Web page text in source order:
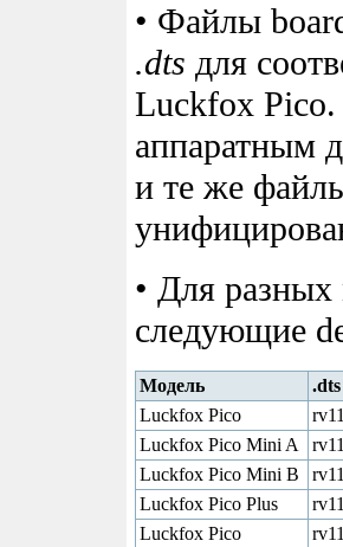
• Файлы
.dts для
Luckfox
аппаратным
и те же
• Для разных
следующие
Модель
.dts
Luckfox Pico
Luckfox Pico Mini A
Luckfox Pico Mini B
Luckfox Pico Plus
Luckfox Pico